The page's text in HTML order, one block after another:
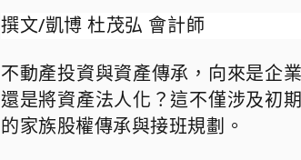
撰文/凱博 杜茂弘 會計師
不動產投資與資產傳承，向來是企
還是將資產法人化？這不僅涉及初
的家族股權傳承與接班規劃。